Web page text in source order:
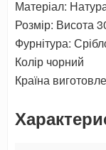
Матеріал:
Розмір: Висота
Фурнітура:
Колір чорний
Країна